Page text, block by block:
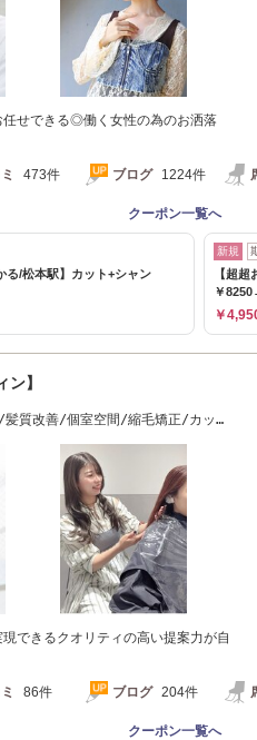
せできる◎働く女性の為のお洒落
473件 ブログ 1224件
クーポン一覧へ
る/松本駅】カット+シャン
新規
【超
￥
￥
】
質改善/個室空間/縮毛矯正/カッ
できるクオリティの高い提案力が自
86件 ブログ 204件
クーポン一覧へ